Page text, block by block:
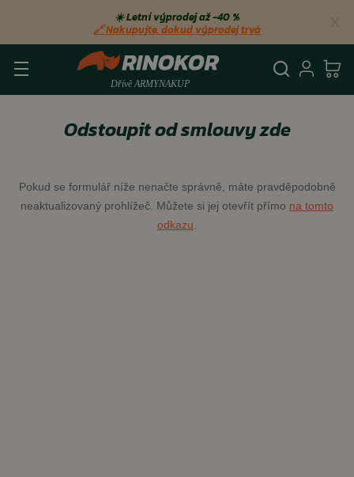
☀️ Letní výprodej až −40 %
🔗 Nakupujte, dokud výprodej trvá
Odstoupit od smlouvy zde
Pokud se formulář níže nenačte správně, máte pravděpodobně
neaktualizovaný prohlížeč. Můžete si jej otevřít přímo na tomto
odkazu